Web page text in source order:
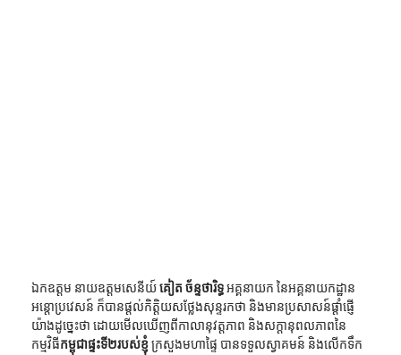
ឯកឧត្ដម នាយឧត្ដមសេនីយ៍ គៀត ច័ន្ទថារិទ្ធ អគ្គនាយក នៃអគ្គនាយកដ្ឋាន
អន្តោប្រវេសន៍ ក៏បានផ្ដល់កិត្តិយសថ្លែងសុន្ទរកថា និងមានប្រសាសន៍ផ្ដាំផ្ញើ
យ៉ាងដូច្នេះថា ដោយមើលឃើញពីកាលានុវត្តភាព និងសក្ដានុពលភាពនៃ
កម្មវិធីកម្ពុជាផ្ទះទី២របស់ខ្ញុំ ក្រសួងមហាផ្ទៃ បានទទួលស្វាគមន៍ និងលើកទឹក